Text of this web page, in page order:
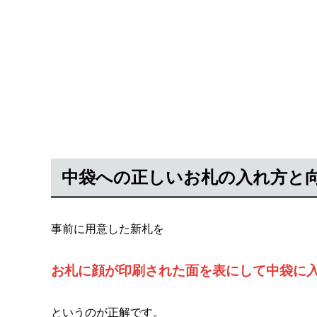
中袋への正しいお札の入れ方と
事前に用意した新札を
お札に顔が印刷された面を表にして中袋に
というのが正解です。